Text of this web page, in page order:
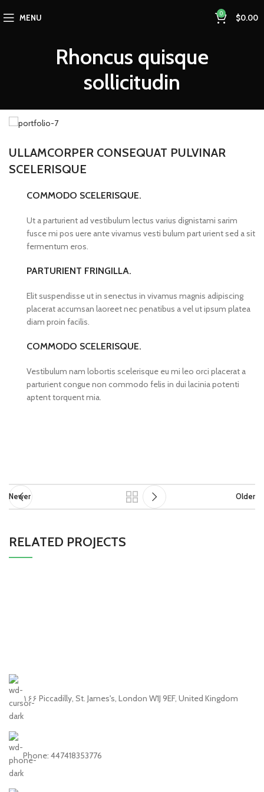
MENU 0 $0.00
Rhoncus quisque
sollicitudin
ULLAMCORPER CONSEQUAT PULVINAR
SCELERISQUE
COMMODO SCELERISQUE.
Ut a parturient ad vestibulum lectus varius dignistami sarim
fusce mi pos uere ante vivamus vesti bulum part urient sed a sit
fermentum eros.
PARTURIENT FRINGILLA.
Elit suspendisse ut in senectus in vivamus magnis adipiscing
placerat accumsan laoreet nec penatibus a vel ut ipsum platea
diam proin facilis.
COMMODO SCELERISQUE.
Vestibulum nam lobortis scelerisque eu mi leo orci placerat a
parturient congue non commodo felis in dui lacinia potenti
aptent torquent mia.
Newer Older
RELATED PROJECTS
۱۶۶ Piccadilly, St. James's, London W1J 9EF, United Kingdom
Phone: 447418353776